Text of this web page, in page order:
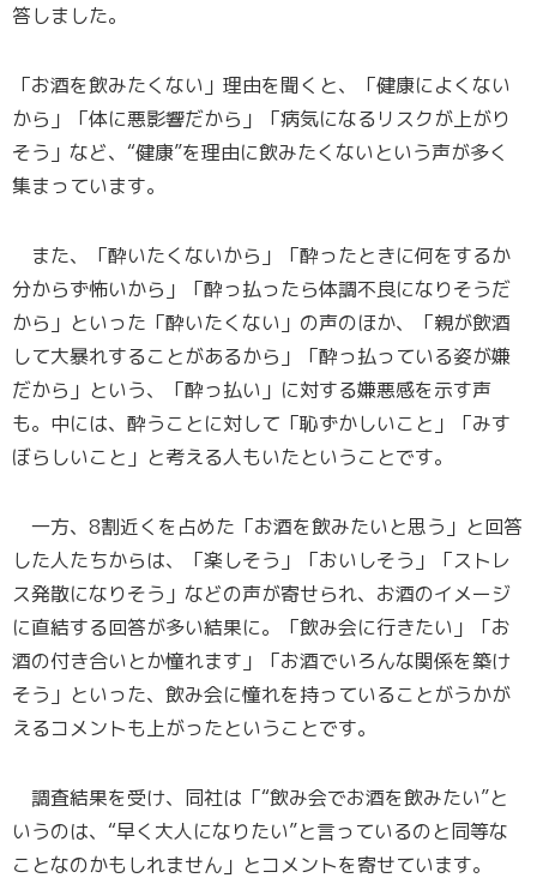
答しました。
「お酒を飲みたくない」理由を聞くと、「健康によくない
から」「体に悪影響だから」「病気になるリスクが上がり
そう」など、“健康”を理由に飲みたくないという声が多く
集まっています。
また、「酔いたくないから」「酔ったときに何をするか
分からず怖いから」「酔っ払ったら体調不良になりそうだ
から」といった「酔いたくない」の声のほか、「親が飲酒
して大暴れすることがあるから」「酔っ払っている姿が嫌
だから」という、「酔っ払い」に対する嫌悪感を示す声
も。中には、酔うことに対して「恥ずかしいこと」「みす
ぼらしいこと」と考える人もいたということです。
一方、8割近くを占めた「お酒を飲みたいと思う」と回答
した人たちからは、「楽しそう」「おいしそう」「ストレ
ス発散になりそう」などの声が寄せられ、お酒のイメージ
に直結する回答が多い結果に。「飲み会に行きたい」「お
酒の付き合いとか憧れます」「お酒でいろんな関係を築け
そう」といった、飲み会に憧れを持っていることがうかが
えるコメントも上がったということです。
調査結果を受け、同社は「“飲み会でお酒を飲みたい”と
いうのは、“早く大人になりたい”と言っているのと同等な
ことなのかもしれません」とコメントを寄せています。